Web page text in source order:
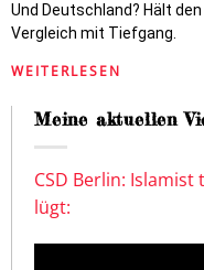
Und Deutschland? Hält
Vergleich mit Tiefgang.
WEITERLESEN
Meine aktuellen
CSD Berlin:
lügt: